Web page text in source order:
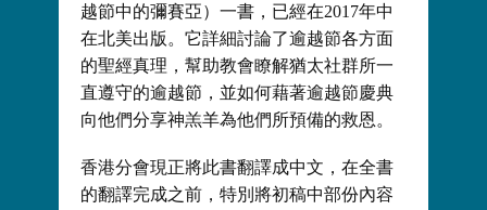
越節中的彌賽亞）一書，已經在2017年中
在北美出版。它詳細討論了逾越節各方面
的聖經真理，幫助教會瞭解猶太社群所一
直遵守的逾越節，並如何藉著逾越節慶典
向他們分享神羔羊為他們所預備的救恩。
香港分會現正將此書翻譯成中文，在全書
的翻譯完成之前，特別將初稿中部份內容